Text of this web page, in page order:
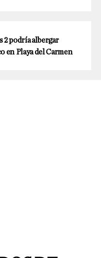
2 podría albergar
en Playa del Carmen